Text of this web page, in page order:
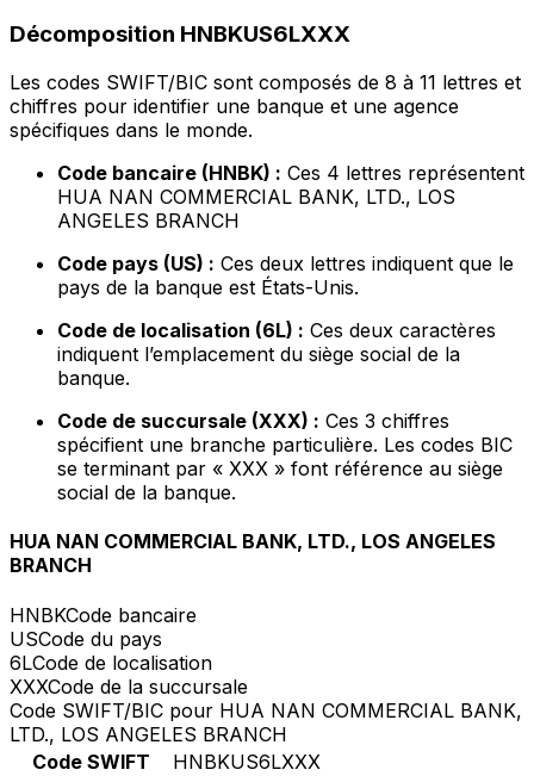
Décomposition HNBKUS6LXXX
Les codes SWIFT/BIC sont composés de 8 à 11 lettres et
chiffres pour identifier une banque et une agence
spécifiques dans le monde.
Code bancaire (HNBK) : Ces 4 lettres représentent
HUA NAN COMMERCIAL BANK, LTD., LOS
ANGELES BRANCH
Code pays (US) : Ces deux lettres indiquent que le
pays de la banque est États-Unis.
Code de localisation (6L) : Ces deux caractères
indiquent l’emplacement du siège social de la
banque.
Code de succursale (XXX) : Ces 3 chiffres
spécifient une branche particulière. Les codes BIC
se terminant par « XXX » font référence au siège
social de la banque.
HUA NAN COMMERCIAL BANK, LTD., LOS ANGELES
BRANCH
HNBKCode bancaire
USCode du pays
6LCode de localisation
XXXCode de la succursale
Code SWIFT/BIC pour HUA NAN COMMERCIAL BANK,
LTD., LOS ANGELES BRANCH
Code SWIFT
HNBKUS6LXXX